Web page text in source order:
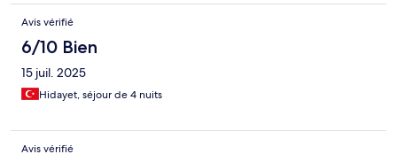
next day serve same food,vegetables and fruit is rotten from the
heat and nobady changes ,sausages or meet smell,everywhere
flys on the food,brekfast till 10 am,but when we comming
9:30am eggs on the table is finishing,you can eat just fries i
newer come back here again,from 1 to 10 i give 2 ,this 2 just the
for the room services.
Avis vérifié
6/10 Bien
15 juil. 2025
Hidayet, séjour de 4 nuits
Avis vérifié